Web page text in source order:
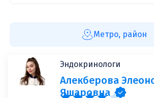
Метро, район
Эндокринологи
Алекберова
Яшаровна